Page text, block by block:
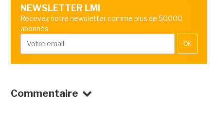
NEWSLETTER LMI
Recevez notre newsletter comme plus de 50000
abonnés
OK
Commentaire